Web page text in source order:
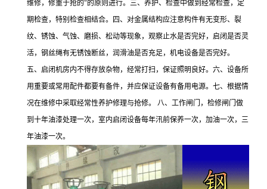
维修，修重于抢的"的原则进行。三、养护、检查中做到经常检查，定
期检查，特别检查相结合。四、对金属结构应注意构件有无变形、裂
纹、锈蚀、气蚀、磨损、松动等现象，观察止水是否完好，启闭是否灵
活，钢丝绳有无锈蚀断丝，润滑油是否充足，机电设备是否完好。
五、启闭机房内不得存放杂物，经常打扫，保证照明良好。六、设备所
用重要或常用配件都要有备件，并应保证设备有备用电源。七、根据情
况在维修中采取经常性养护修理与抢修。 八、工作闸门，检修闸门做
到十年油漆处理一次，室内启闭设备每年汛前保养一次，加油一次，三
年油漆一次。